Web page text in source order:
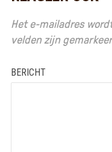
Het e-mailadres
velden zijn
BERICHT